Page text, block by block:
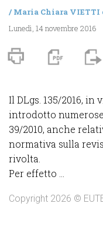
/Maria Chiara VIETTI
Lunedì, 14 novembre 2016
Il DLgs. 135/2016, in
introdotto
39/2010, anche
normativa sulla
rivolta.
Per effetto ...
Copyright 2026 ©